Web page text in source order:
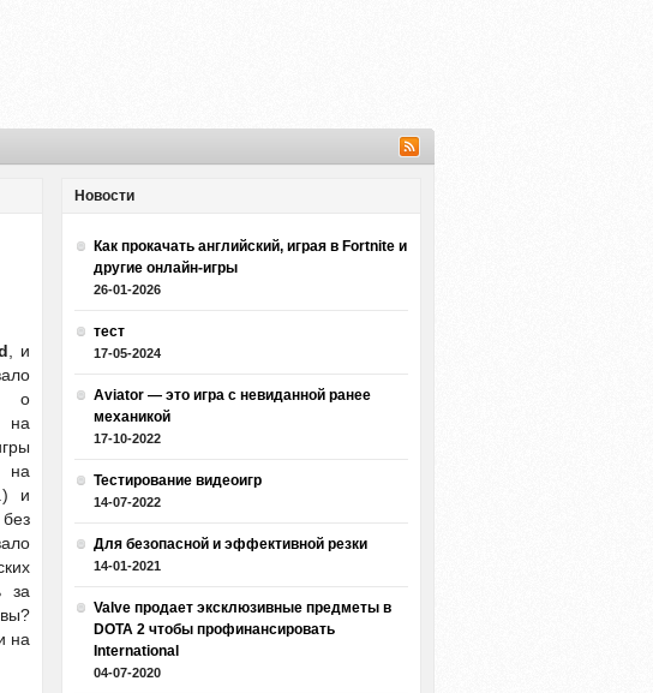
, и
о
на
на
и
за
на
Новости
Как прокачать английский, играя в Fortnite и
другие онлайн-игры
26-01-2026
тест
17-05-2024
Aviator — это игра с невиданной ранее
механикой
17-10-2022
Тестирование видеоигр
14-07-2022
Для безопасной и эффективной резки
14-01-2021
Valve продает эксклюзивные предметы в
DOTA 2 чтобы профинансировать
International
04-07-2020